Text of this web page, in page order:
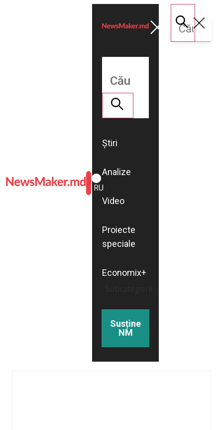
ROMÂNĂ
RU
Știri
Analize
Video
Proiecte
speciale
Economix+
Susține
NM